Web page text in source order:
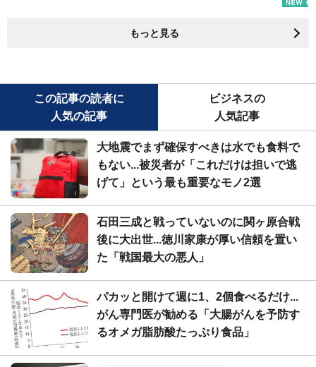
もっと見る
この記事の読者に
人気の記事
ビジネスの
人気記事
大地震でまず確保すべきは水でも食料で
もない...被災者が「これだけは担いで逃
げて」という最も重要なモノ2選
石田三成と戦っていないのに関ヶ原合戦
後に大出世...徳川家康が厚い信頼を置い
た「戦国最大の悪人」
パカッと開けて週に1、2個食べるだけ...
がん専門医が勧める「大腸がんを予防す
るオメガ脂肪酸たっぷり食品」